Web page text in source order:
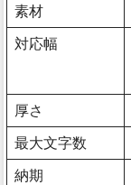
素材
対応幅
厚さ
最大文字数
納期